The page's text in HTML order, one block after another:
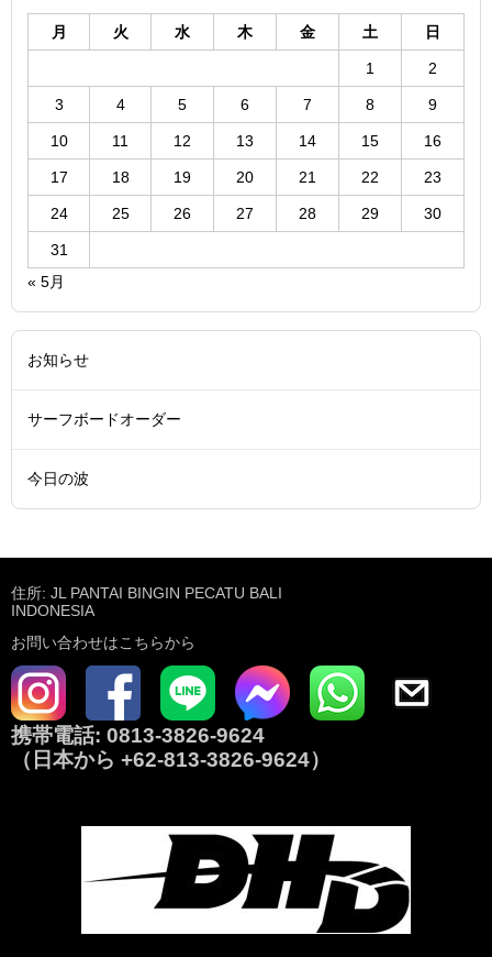
月 火 水 木 金 土 日
1 2
3 4 5 6 7 8 9
10 11 12 13 14 15 16
17 18 19 20 21 22 23
24 25 26 27 28 29 30
31
« 5月
お知らせ
サーフボードオーダー
今日の波
住所: JL PANTAI BINGIN PECATU BALI
INDONESIA
お問い合わせはこちらから
携帯電話: 0813-3826-9624
（日本から +62-813-3826-9624）